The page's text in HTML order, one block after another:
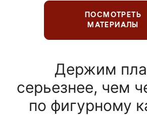
ПОСМОТРЕТЬ
МАТЕРИАЛЫ
Держим
серьезнее, чем
по фигурному